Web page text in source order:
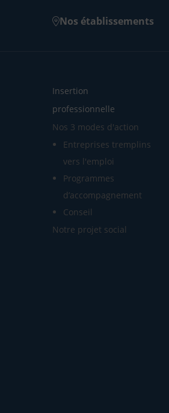
Nos établissements
Insertion
professionnelle
Nos 3 modes d'action
Entreprises tremplins
vers l'emploi
Programmes
d’accompagnement
Conseil
Notre projet social